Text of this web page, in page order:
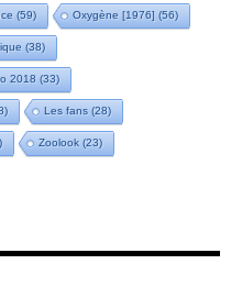
(59) Oxygène [1976] (56)
(38)
2018 (33)
Les fans (28)
Zoolook (23)